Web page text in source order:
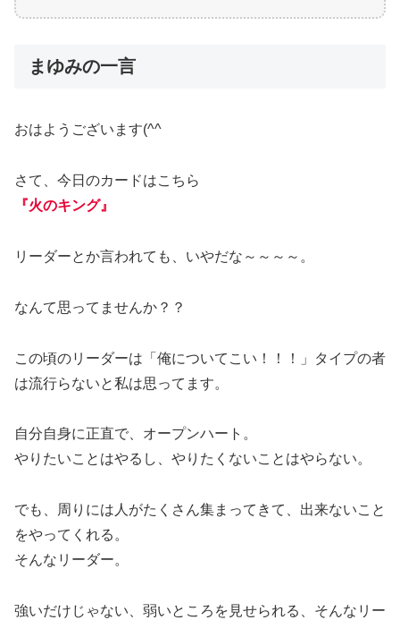
まゆみの一言
おはようございます(^^
さて、今日のカードはこちら
『火のキング』
リーダーとか言われても、いやだな～～～～。
なんて思ってませんか？？
この頃のリーダーは「俺についてこい！！！」タイプの者
は流行らないと私は思ってます。
自分自身に正直で、オープンハート。
やりたいことはやるし、やりたくないことはやらない。
でも、周りには人がたくさん集まってきて、出来ないこと
をやってくれる。
そんなリーダー。
強いだけじゃない、弱いところを見せられる、そんなリー